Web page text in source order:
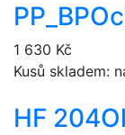
PP_BP
1 630 Kč
Kusů skladem:
HF 204